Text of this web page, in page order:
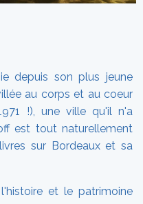
depuis son plus jeune
au corps et au coeur
!), une ville qu'il n'a
est tout naturellement
sur Bordeaux et sa
et le patrimoine